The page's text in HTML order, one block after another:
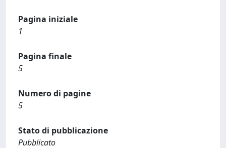
Pagina iniziale
1
Pagina finale
5
Numero di pagine
5
Stato di pubblicazione
Pubblicato